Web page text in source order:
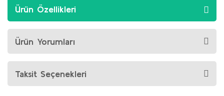
Ürün Özellikleri
Ürün Yorumları
Taksit Seçenekleri